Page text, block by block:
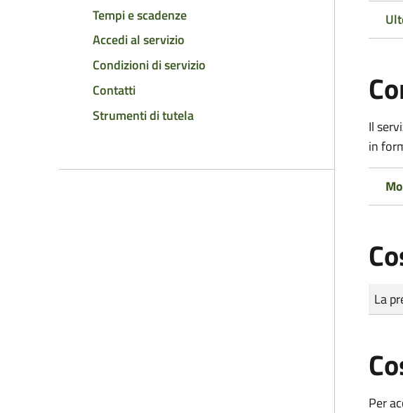
Tempi e scadenze
Accedi al servizio
Condizioni di servizio
Contatti
Strumenti di tutela
Il
in
Tipo
La
Per